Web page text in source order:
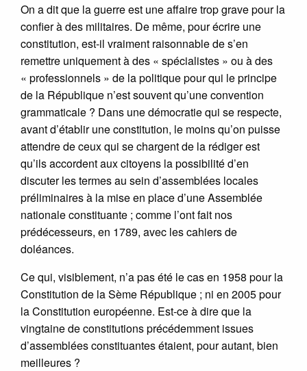
On a dit que la guerre est une affaire trop grave pour la
confier à des militaires. De même, pour écrire une
constitution, est-il vraiment raisonnable de s’en
remettre uniquement à des « spécialistes » ou à des
« professionnels » de la politique pour qui le principe
de la République n’est souvent qu’une convention
grammaticale ? Dans une démocratie qui se respecte,
avant d’établir une constitution, le moins qu’on puisse
attendre de ceux qui se chargent de la rédiger est
qu’ils accordent aux citoyens la possibilité d’en
discuter les termes au sein d’assemblées locales
préliminaires à la mise en place d’une Assemblée
nationale constituante ; comme l’ont fait nos
prédécesseurs, en 1789, avec les cahiers de
doléances.
Ce qui, visiblement, n’a pas été le cas en 1958 pour la
Constitution de la Sème République ; ni en 2005 pour
la Constitution européenne. Est-ce à dire que la
vingtaine de constitutions précédemment issues
d’assemblées constituantes étaient, pour autant, bien
meilleures ?